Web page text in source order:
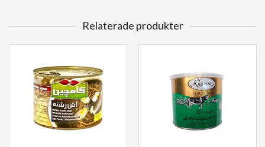
Relaterade produkter